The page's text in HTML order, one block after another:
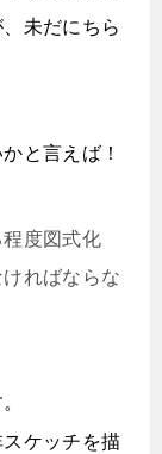
未だにちら
と言えば！
度図式化
ればならな
ケッチを描